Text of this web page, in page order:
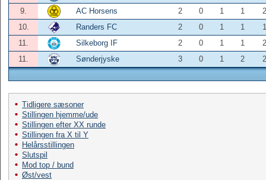
9.
AC Horsens 2 0 1 1
10.
Randers FC 2 0 1 1
11.
Silkeborg IF 2 0 1 1
11.
Sønderjyske 3 0 1 2
Tidligere sæsoner
Stillingen hjemme/ude
Stillingen efter XX runde
Stillingen fra X til Y
Helårsstillingen
Slutspil
Mod top / bund
Øst/vest